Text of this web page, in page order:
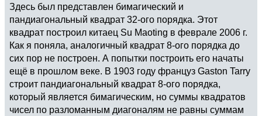
Здесь был представлен бимагический и
пандиагональный квадрат 32-ого порядка. Этот
квадрат построил китаец Su Maoting в феврале 2006 г.
Как я поняла, аналогичный квадрат 8-ого порядка до
сих пор не построен. А попытки построить его начаты
ещё в прошлом веке. В 1903 году француз Gaston Tarry
строит пандиагональный квадрат 8-ого порядка,
который является бимагическим, но суммы квадратов
чисел по разломанным диагоналям не равны суммам